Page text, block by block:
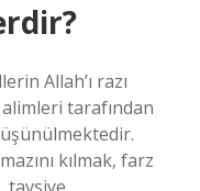
Allah’ı razı
tarafından
kılmak, farz